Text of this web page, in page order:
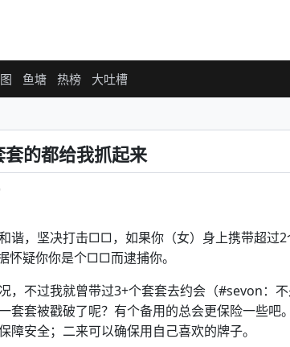
鱼塘 热榜 大吐槽
的都给我抓起来
谐，坚决打击□□，如果你（女）身上携带超过2
疑你你是个□□而逮捕你。
，不过我就曾带过3+个套套去约会（#sevon：
套套被戳破了呢？有个备用的总会更保险一些吧
障安全；二来可以确保用自己喜欢的牌子。